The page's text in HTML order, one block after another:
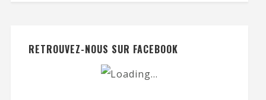
RETROUVEZ-NOUS SUR FACEBOOK